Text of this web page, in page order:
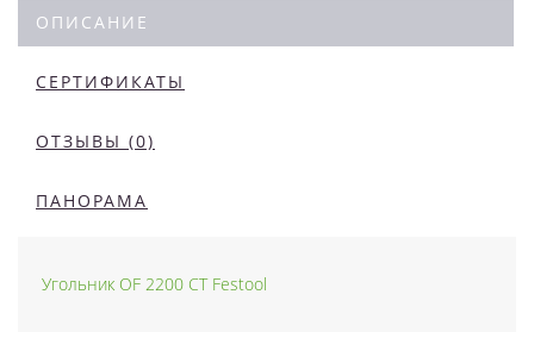
ОПИСАНИЕ
СЕРТИФИКАТЫ
ОТЗЫВЫ (0)
ПАНОРАМА
Угольник OF 2200 CT Festool